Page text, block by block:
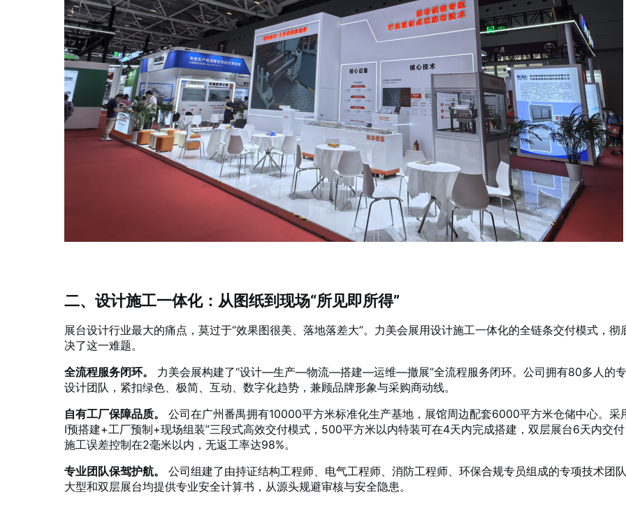
二、设计施工一体化：从图纸到现场“所见即所得”
展台设计行业最大的痛点，莫过于“效果图很美、落地落差大”。力美会展用设计施工一体化的全链条交付模式，彻
决了这一难题。
全流程服务闭环。
力美会展构建了“设计—生产—物流—搭建—运维—撤展”全流程服务闭环。公司拥有80多人的
设计团队，紧扣绿色、极简、互动、数字化趋势，兼顾品牌形象与采购商动线。
自有工厂保障品质。
公司在广州番禺拥有10000平方米标准化生产基地，展馆周边配套6000平方米仓储中心。采
I预搭建+工厂预制+现场组装”三段式高效交付模式，500平方米以内特装可在4天内完成搭建，双层展台6天内交付
施工误差控制在2毫米以内，无返工率达98%。
专业团队保驾护航。
公司组建了由持证结构工程师、电气工程师、消防工程师、环保合规专员组成的专项技术团队
大型和双层展台均提供专业安全计算书，从源头规避审核与安全隐患。